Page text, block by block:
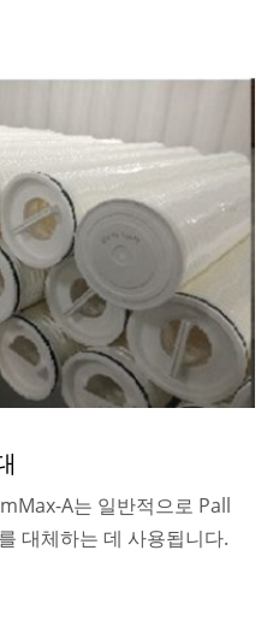
A는 일반적으로 Pall
대체하는 데 사용됩니다.